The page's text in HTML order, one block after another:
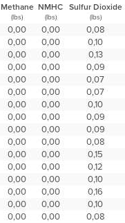
Methane NMHC Sulfur Dioxide
(lbs) (lbs) (lbs)
0,00 0,00
0,08
0,00 0,00
0,10
0,00 0,00
0,13
0,00 0,00
0,09
0,00 0,00
0,07
0,00 0,00
0,07
0,00 0,00
0,10
0,00 0,00
0,09
0,00 0,00
0,09
0,00 0,00
0,08
0,00 0,00
0,15
0,00 0,00
0,12
0,00 0,00
0,10
0,00 0,00
0,16
0,00 0,00
0,10
0,00 0,00
0,08